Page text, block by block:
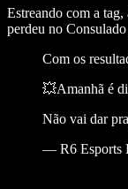
Estreando com a
perdeu no
Com os
💥Amanhã é
Não vai dar
— R6 Esports